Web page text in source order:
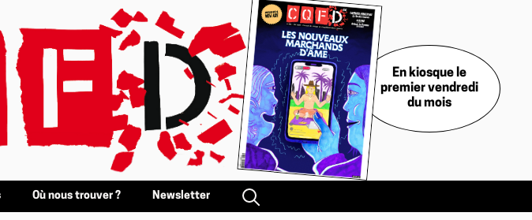
En kiosque le
premier vendredi
du mois
Où nous trouver ? Newsletter